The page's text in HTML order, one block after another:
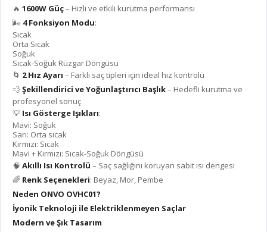
🔥 1600W Güç– Hızlı ve etkili kurutma performansı
🌬️ 4 Fonksiyon Modu:
Sıcak
Orta Sıcak
Soğuk
Sıcak-Soğuk Rüzgar Döngüsü
🌀 2 Hız Ayarı – Farklı saç tipleri için ideal hız kontrolü
💨Şekillendirici ve Yoğunlaştırıcı Başlık– Hedefli kurutma ve
profesyonel sonuç
💡 Isı Gösterge Işıkları:
Mavi: Soğuk
Sarı: Orta sıcak
Kırmızı: Sıcak
Mavi + Kırmızı: Sıcak-Soğuk Döngüsü
🧠 Akıllı Isı Kontrolü – Saç sağlığını koruyan sabit ısı dengesi
🌈 Renk Seçenekleri: Beyaz, Mor, Pembe
Neden ONVO OVHC01?
İyonik Teknoloji ile Elektriklenmeyen Saçlar
Modern ve Şık Tasarım